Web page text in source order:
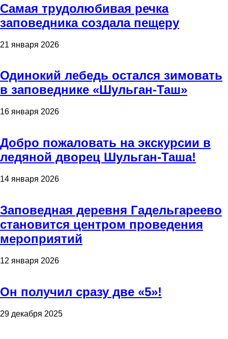
Самая трудолюбивая речка
заповедника создала пещеру
21 января 2026
Одинокий лебедь остался зимовать
в заповеднике «Шульган-Таш»
16 января 2026
Добро пожаловать на экскурсии в
ледяной дворец Шульган-Таша!
14 января 2026
Заповедная деревня Гадельгареево
становится центром проведения
мероприятий
12 января 2026
Он получил сразу две «5»!
29 декабря 2025